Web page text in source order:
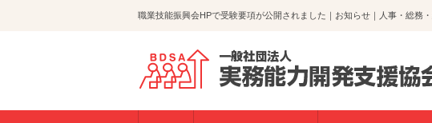
職業技能振興会HPで受験要項が公開されました｜お知らせ｜人事・総務